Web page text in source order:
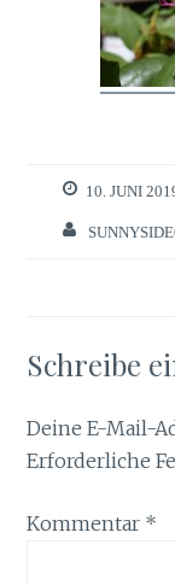
10. JUNI
Schreibe
Deine E-Mail-
Erforderliche
Kommentar *